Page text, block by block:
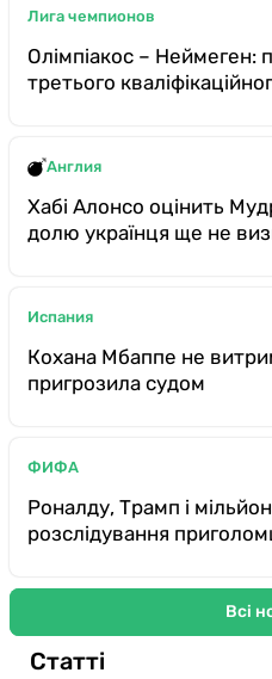
Лига чемпионов
Олімпіакос – Неймеген:
третього
Англия
Хабі Алонсо оцінить
долю українця ще не
Испания
Кохана Мбаппе не
пригрозила судом
ФИФА
Роналду, Трамп і
розслідування
Всі
Статті